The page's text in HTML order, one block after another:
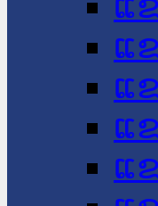
ແ
ແ
ແ
ແ